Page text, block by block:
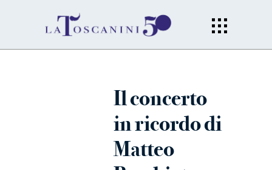
Il concerto
in ricordo di
Matteo